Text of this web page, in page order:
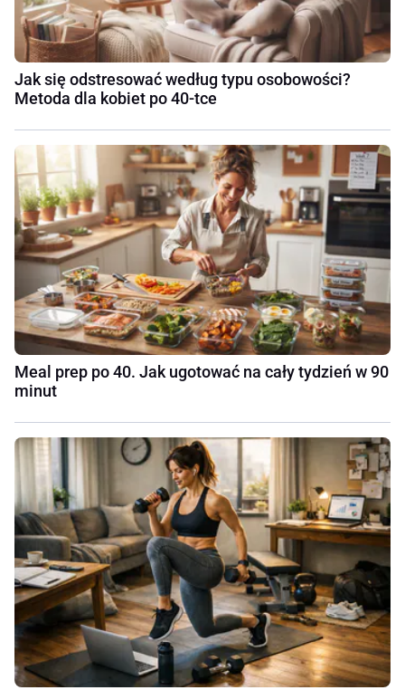
Jak się odstresować według typu osobowości?
Metoda dla kobiet po 40-tce
Meal prep po 40. Jak ugotować na cały tydzień w 90
minut